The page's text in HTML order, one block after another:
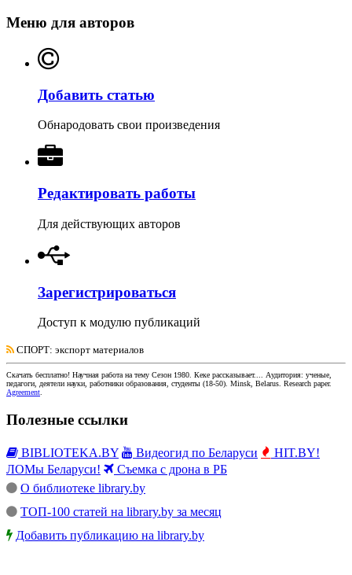
Меню для авторов
Добавить статью
Обнародовать свои произведения
Редактировать работы
Для действующих авторов
Зарегистрироваться
Доступ к модулю публикаций
СПОРТ: экспорт материалов
Скачать бесплатно! Научная работана тему Сезон 1980. Кеке рассказывает.... Аудитория: ученые,
педагоги, деятели науки, работники образования, студенты (18-50). Minsk, Belarus. Research paper.
Agreement.
Полезные ссылки
BIBLIOTEKA.BY Видеогид по Беларуси
HIT.BY!
ЛОМы Беларуси!
Съемка с дрона в РБ
О библиотеке library.by
ТОП-100 статей на library.by за месяц
Добавить публикацию на library.by